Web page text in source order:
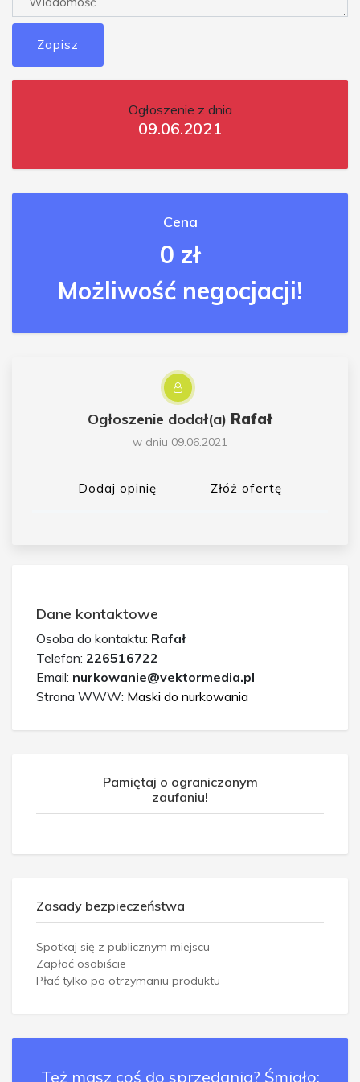
Zapisz
Ogłoszenie z dnia
09.06.2021
Cena
0 zł
Możliwość negocjacji!
Ogłoszenie dodał(a) Rafał
w dniu 09.06.2021
Dodaj opinię Złóż ofertę
Dane kontaktowe
Osoba do kontaktu: Rafał
Telefon: 226516722
Email: nurkowanie@vektormedia.pl
Strona WWW: Maski do nurkowania
Pamiętaj o ograniczonym
zaufaniu!
Zasady bezpieczeństwa
Spotkaj się z publicznym miejscu
Zapłać osobiście
Płać tylko po otrzymaniu produktu
Też masz coś do sprzedania? Śmiało: